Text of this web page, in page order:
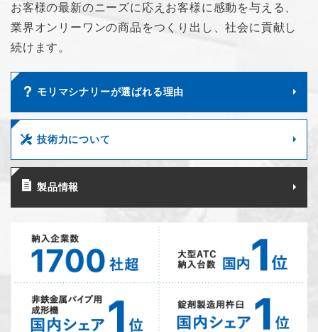
お客様の最新のニーズに応え お客様に感動を与える、
業界オンリーワンの商品をつくり出し、社会に貢献し
続けます。
モリマシナリーが選ばれる理由
技術力について
製品情報